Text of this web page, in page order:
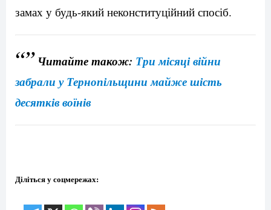
замах у будь-який неконституційний спосіб.
“” Читайте також: Три місяці війни
забрали у Тернопільщини майже шість
десятків воїнів
Діліться у соцмережах: